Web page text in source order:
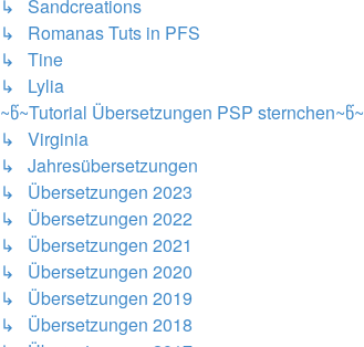
↳ Sandcreations
↳ Romanas Tuts in PFS
↳ Tine
↳ Lylia
~წ~Tutorial Übersetzungen PSP sternchen~წ~
↳ Virginia
↳ Jahresübersetzungen
↳ Übersetzungen 2023
↳ Übersetzungen 2022
↳ Übersetzungen 2021
↳ Übersetzungen 2020
↳ Übersetzungen 2019
↳ Übersetzungen 2018